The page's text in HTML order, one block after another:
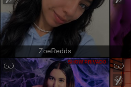
ZoeRedds
SHOW PRIVADO